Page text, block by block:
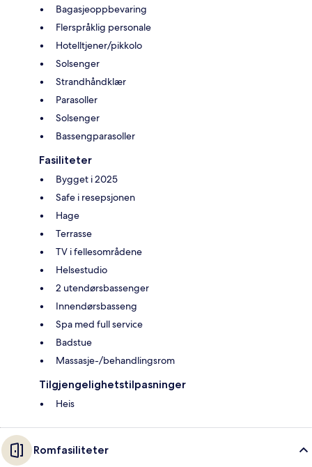
Bagasjeoppbevaring
Flerspråklig personale
Hotelltjener/pikkolo
Solsenger
Strandhåndklær
Parasoller
Solsenger
Bassengparasoller
Fasiliteter
Bygget i 2025
Safe i resepsjonen
Hage
Terrasse
TV i fellesområdene
Helsestudio
2 utendørsbassenger
Innendørsbasseng
Spa med full service
Badstue
Massasje-/behandlingsrom
Tilgjengelighetstilpasninger
Heis
Romfasiliteter